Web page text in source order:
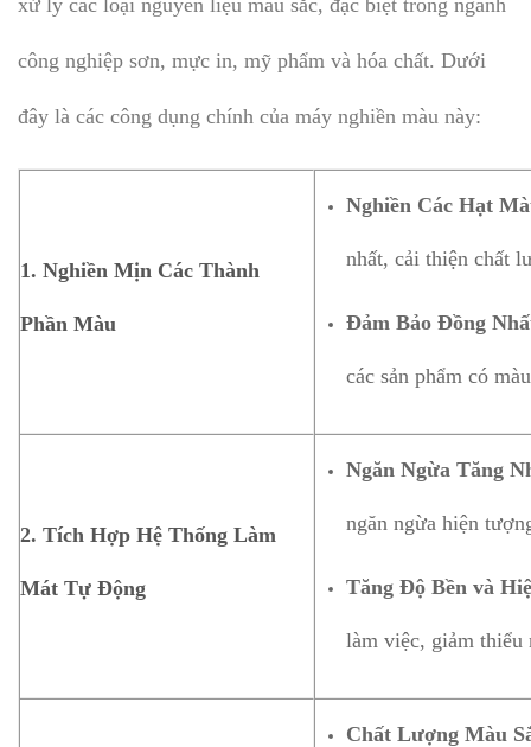
xử lý các loại nguyên liệu màu sắc, đặc biệt trong ngành
công nghiệp sơn, mực in, mỹ phẩm và hóa chất. Dưới
đây là các công dụng chính của máy nghiền màu này:
1. Nghiền Mịn Các Thành
Phần Màu
Nghiền Các Hạt
nhất, cải thiện chất
Đảm Bảo Đồng
các sản phẩm có
2. Tích Hợp Hệ Thống Làm
Mát Tự Động
Ngăn Ngừa Tăng
ngăn ngừa hiện
Tăng Độ Bền và
làm việc, giảm
Chất Lượng Màu